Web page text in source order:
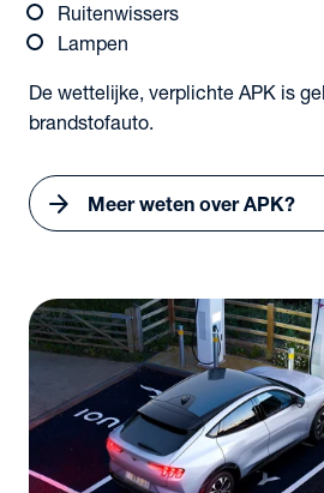
Ruitenwissers
Lampen
De wettelijke, verplichte APK is
brandstofauto.
arrow_forward Meer weten over APK?